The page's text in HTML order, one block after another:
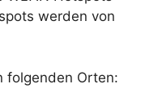
werden von
folgenden Orten: